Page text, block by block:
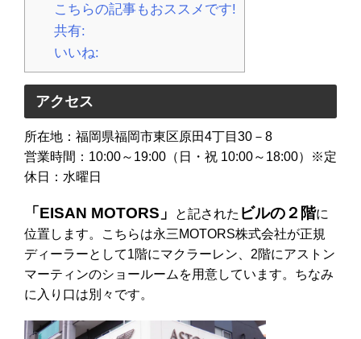
こちらの記事もおススメです!
共有:
いいね:
アクセス
所在地：福岡県福岡市東区原田4丁目30－8
営業時間：10:00～19:00（日・祝 10:00～18:00）※定
休日：水曜日
「EISAN MOTORS」 と記された ビルの２階に
位置します。こちらは永三MOTORS株式会社が正規
ディーラーとして1階にマクラーレン、2階にアストン
マーティンのショールームを用意しています。ちなみ
に入り口は別々です。